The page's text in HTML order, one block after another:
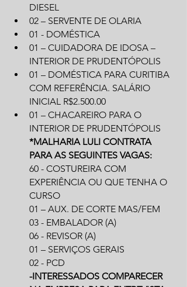
DIESEL
02 – SERVENTE DE OLARIA
01 - DOMÉSTICA
01 – CUIDADORA DE IDOSA –
INTERIOR DE PRUDENTÓPOLIS
01 – DOMÉSTICA PARA CURITIBA
COM REFERÊNCIA. SALÁRIO
INICIAL R$2.500.00
01 – CHACAREIRO PARA O
INTERIOR DE PRUDENTÓPOLIS
*MALHARIA LULI CONTRATA
PARA AS SEGUINTES VAGAS:
60 - COSTUREIRA COM
EXPERIÊNCIA OU QUE TENHA O
CURSO
01 – AUX. DE CORTE MAS/FEM
03 - EMBALADOR (A)
06 - REVISOR (A)
01 – SERVIÇOS GERAIS
02 - PCD
-INTERESSADOS COMPARECER